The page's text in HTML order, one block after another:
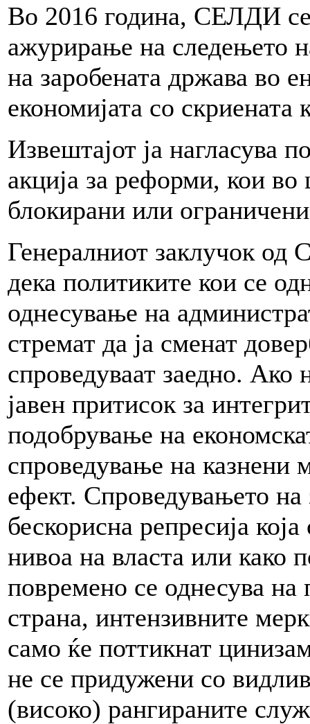
Во 2016 година, СЕЛДИ се
ажурирање на следењето
на заробената држава во
економијата со скриената
Извештајот ја нагласува
акција за реформи, кои во
блокирани или
Генералниот заклучок
дека политиките кои се
однесување на
стремат да ја сменат
спроведуваат заедно. Ако
јавeн притисок за
подобрување на
спроведување на
ефект. Спроведувањето на
бескорисна репресија
нивоа на власта или како
повремено се однесува
страна, интензивните
само ќе поттикнат
не се придужени со
(високо) рангираните